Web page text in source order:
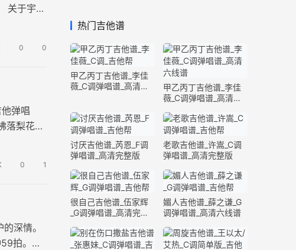
关于宇宙
0 0
弹唱
落梨花，
0 1
深情。
拍。整
热门吉他谱
甲乙丙丁吉他谱_李佳
薇_C调弹唱谱_高清六
甲乙丙丁吉他谱_李佳
薇_C调弹唱谱_高清六
讨厌吉他谱_芮恩_F调
弹唱谱_高清完整版
老歌吉他谱_许嵩_C调
弹唱谱_高清完整版
很自己吉他谱_伍家辉
_G调弹唱谱_高清完整
媚人吉他谱_薛之谦_G
调弹唱谱_高清六线谱